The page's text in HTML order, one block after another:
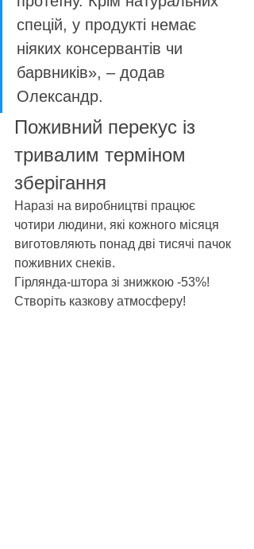
спецій, у продукті немає
ніяких консервантів чи
барвників», – додав
Олександр.
Поживний перекус із
тривалим терміном
зберігання
Наразі на виробництві працює
чотири людини, які кожного місяця
виготовляють понад дві тисячі пачок
поживних снеків.
Гірлянда-штора зі знижкою -53%!
Створіть казкову атмосферу!